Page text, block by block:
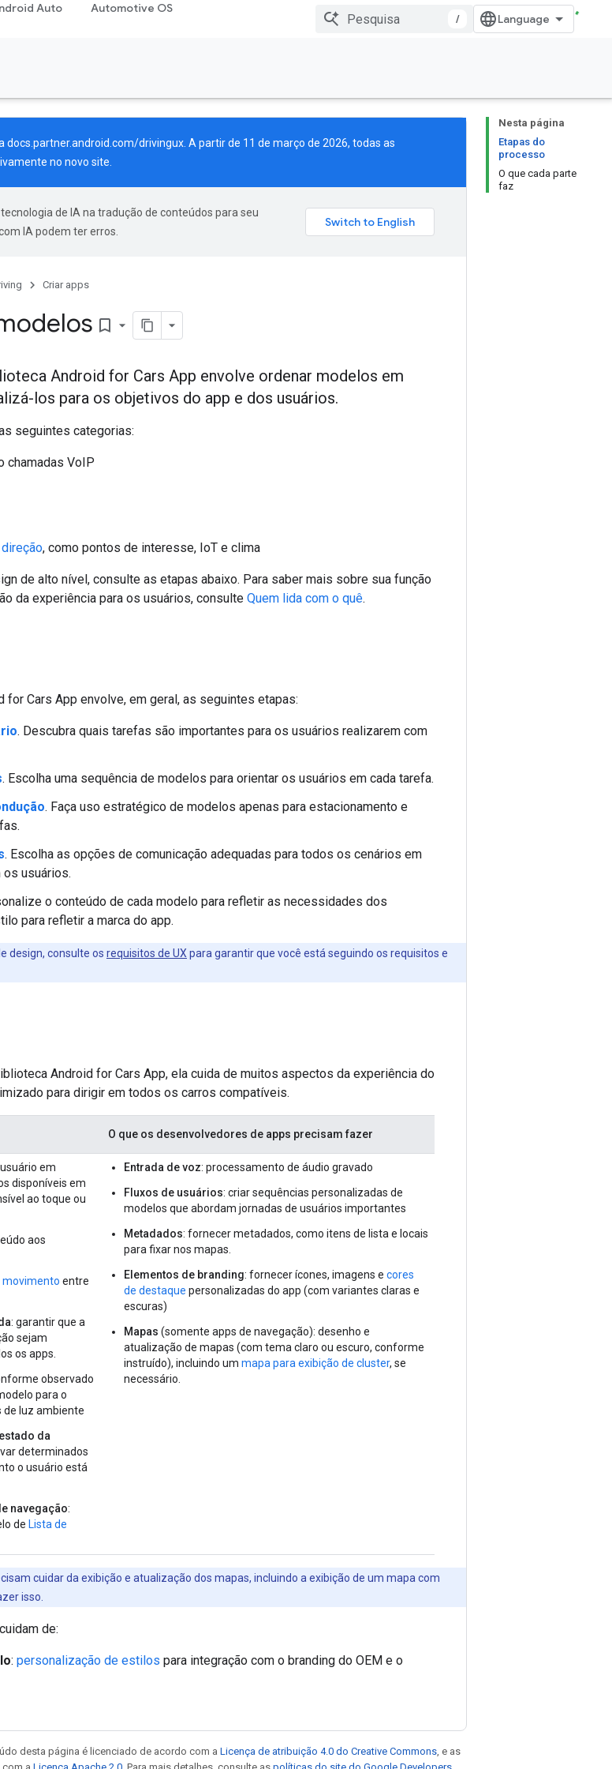
Auto Automotive OS
/
Nesta página
Etapas do
processo
O que cada parte
faz
docs.partner.android.com/drivingux . A partir de 11 de março de 2026, todas as
no novo site.
tecnologia de IA na tradução de conteúdos para seu
IA podem ter erros.
Criar apps
bookmark_border
Android for Cars App envolve ordenar modelos em
los para os objetivos do app e dos usuários.
seguintes categorias:
chamadas VoIP
, como pontos de interesse, IoT e clima
de alto nível, consulte as etapas abaixo. Para saber mais sobre sua função
da experiência para os usuários, consulte Quem lida com o quê.
Cars App envolve, em geral, as seguintes etapas:
. Descubra quais tarefas são importantes para os usuários realizarem com
. Escolha uma sequência de modelos para orientar os usuários em cada tarefa.
. Faça uso estratégico de modelos apenas para estacionamento e
. Escolha as opções de comunicação adequadas para todos os cenários em
os usuários.
o conteúdo de cada modelo para refletir as necessidades dos
para refletir a marca do app.
design, consulte os requisitos de UX para garantir que você está seguindo os requisitos e
Android for Cars App, ela cuida de muitos aspectos da experiência do
para dirigir em todos os carros compatíveis.
O que os desenvolvedores de apps precisam fazer
em
disponíveis em
ao toque ou
aos
movimento entre
: garantir que a
sejam
os apps.
observado
para o
de luz ambiente
da
determinados
o usuário está
navegação:
de Lista de
Entrada de voz: processamento de áudio gravado
Fluxos de usuários: criar sequências personalizadas de
modelos que abordam jornadas de usuários importantes
Metadados: fornecer metadados, como itens de lista e locais
para fixar nos mapas.
Elementos de branding: fornecer ícones, imagens e cores
de destaque personalizadas do app (com variantes claras e
escuras)
Mapas (somente apps de navegação): desenho e
atualização de mapas (com tema claro ou escuro, conforme
instruído), incluindo um mapa para exibição de cluster, se
necessário.
cuidar da exibição e atualização dos mapas, incluindo a exibição de um mapa com
isso.
cuidam de:
: personalização de estilos para integração com o branding do OEM e o
desta página é licenciado de acordo com a Licença de atribuição 4.0 do Creative Commons , e as